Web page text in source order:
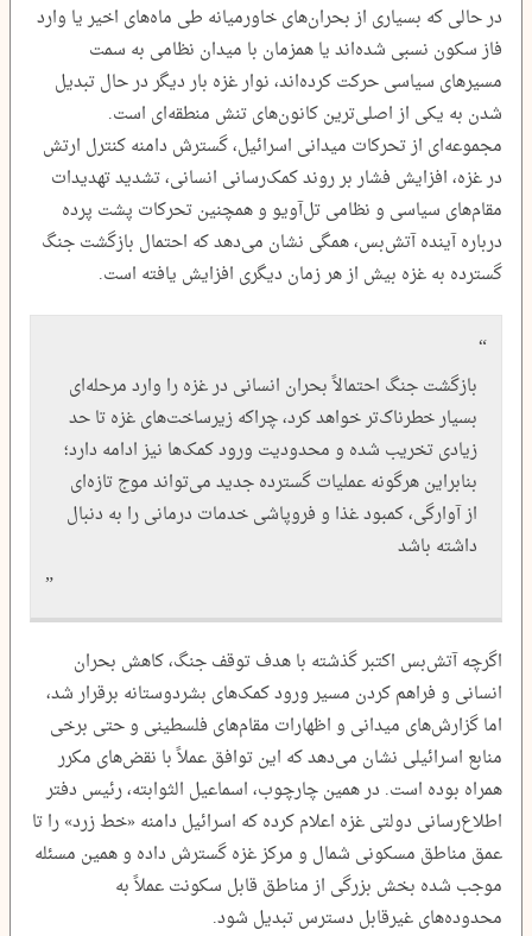
در حالی که بسیاری از بحران‌های خاورمیانه طی ماه‌های اخیر یا وارد
فاز سکون نسبی شده‌اند یا همزمان با میدان نظامی به سمت
مسیرهای سیاسی حرکت کرده‌اند، نوار غزه بار دیگر در حال تبدیل
شدن به یکی از اصلی‌ترین کانون‌های تنش منطقه‌ای است.
مجموعه‌ای از تحرکات میدانی اسرائیل، گسترش دامنه کنترل ارتش
در غزه، افزایش فشار بر روند کمک‌رسانی انسانی، تشدید تهدیدات
مقام‌های سیاسی و نظامی تل‌آویو و همچنین تحرکات پشت پرده
درباره آینده آتش‌بس، همگی نشان می‌دهد که احتمال بازگشت جنگ
گسترده به غزه بیش از هر زمان دیگری افزایش یافته است.
بازگشت جنگ احتمالاً بحران انسانی در غزه را وارد مرحله‌ای
بسیار خطرناک‌تر خواهد کرد، چراکه زیرساخت‌های غزه تا حد
زیادی تخریب شده و محدودیت ورود کمک‌ها نیز ادامه دارد؛
بنابراین هرگونه عملیات گسترده جدید می‌تواند موج تازه‌ای
از آوارگی، کمبود غذا و فروپاشی خدمات درمانی را به دنبال
داشته باشد
اگرچه آتش‌بس اکتبر گذشته با هدف توقف جنگ، کاهش بحران
انسانی و فراهم کردن مسیر ورود کمک‌های بشردوستانه برقرار شد،
اما گزارش‌های میدانی و اظهارات مقام‌های فلسطینی و حتی برخی
منابع اسرائیلی نشان می‌دهد که این توافق عملاً با نقض‌های مکرر
همراه بوده است. در همین چارچوب، اسماعیل الثوابته، رئیس دفتر
اطلاع‌رسانی دولتی غزه اعلام کرده که اسرائیل دامنه «خط زرد» را تا
عمق مناطق مسکونی شمال و مرکز غزه گسترش داده و همین مسئله
موجب شده بخش بزرگی از مناطق قابل سکونت عملاً به
محدوده‌های غیرقابل دسترس تبدیل شود.